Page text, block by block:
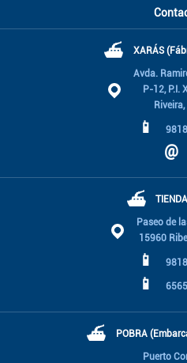
⛴ XARÁS
Avda.
P-12, P.I.
📱
@
⛴
Paseo de
15960
📱
📱
⛴ POBRA
Puerto